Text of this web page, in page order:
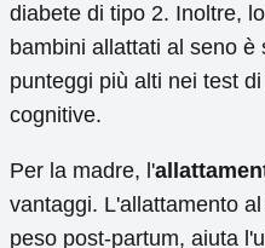
diabete di tipo 2. Inoltre,
bambini allattati al seno è
punteggi più alti nei test
cognitive.
Per la madre, l'
vantaggi. L'allattamento
peso post-partum, aiuta